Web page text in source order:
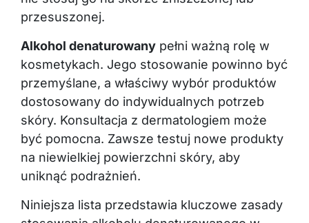
przesuszonej.
pełni ważną rolę w
kosmetykach. Jego stosowanie powinno być
przemyślane, a właściwy wybór produktów
dostosowany do indywidualnych potrzeb
skóry. Konsultacja z dermatologiem może
być pomocna. Zawsze testuj nowe produkty
na niewielkiej powierzchni skóry, aby
uniknąć podrażnień.
Niniejsza lista przedstawia kluczowe zasady
stosowania alkoholu denaturowanego w